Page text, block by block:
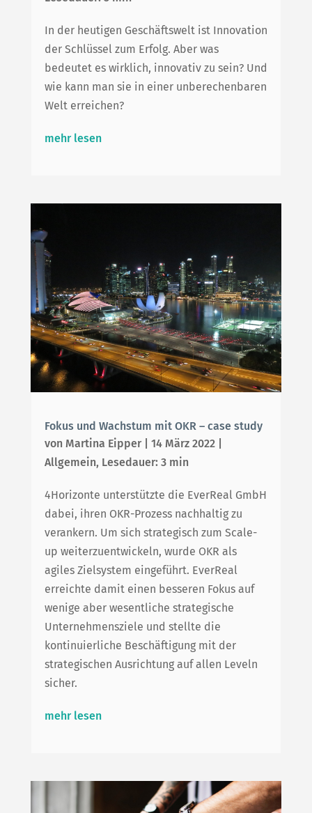
In der heutigen Geschäftswelt ist Innovation
der Schlüssel zum Erfolg. Aber was
bedeutet es wirklich, innovativ zu sein? Und
wie kann man sie in einer unberechenbaren
Welt erreichen?
mehr lesen
Fokus und Wachstum mit OKR – case study
von Martina Eipper| 14 März 2022|
Allgemein, Lesedauer: 3 min
4Horizonte unterstützte die EverReal GmbH
dabei, ihren OKR-Prozess nachhaltig zu
verankern. Um sich strategisch zum Scale-
up weiterzuentwickeln, wurde OKR als
agiles Zielsystem eingeführt. EverReal
erreichte damit einen besseren Fokus auf
wenige aber wesentliche strategische
Unternehmensziele und stellte die
kontinuierliche Beschäftigung mit der
strategischen Ausrichtung auf allen Leveln
sicher.
mehr lesen